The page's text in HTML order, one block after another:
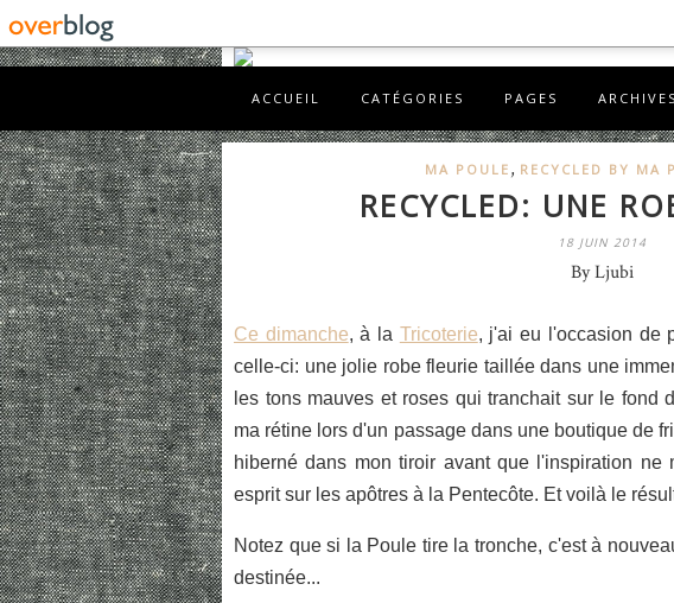
ACCUEIL CATÉGORIES PAGES ARCHIVES
MA POULE , RECYCLED BY MA
RECYCLED: UNE
18 JUIN 2014
By Ljubi
Ce dimanche, à la Tricoterie, j'ai eu l'occasion de
celle-ci: une jolie robe fleurie taillée dans une
les tons mauves et roses qui tranchait sur le fond
ma rétine lors d'un passage dans une boutique de
hiberné dans mon tiroir avant que l'inspiration ne
esprit sur les apôtres à la Pentecôte. Et voilà le
Notez que si la Poule tire la tronche, c'est à
destinée...